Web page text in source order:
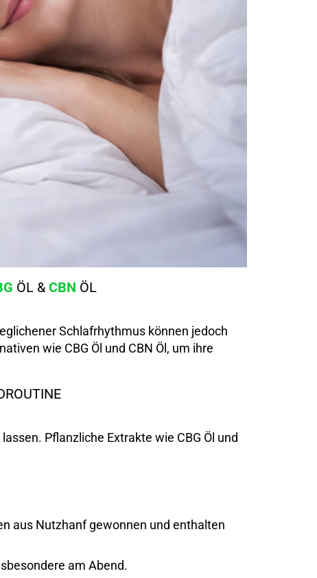
ÖL & CBN ÖL
Schlafrhythmus können jedoch
wie CBG Öl und CBN Öl, um ihre
Pflanzliche Extrakte wie CBG Öl und
aus Nutzhanf gewonnen und enthalten
am Abend.